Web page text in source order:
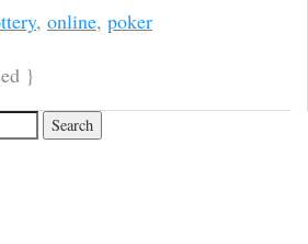
, online, poker
}